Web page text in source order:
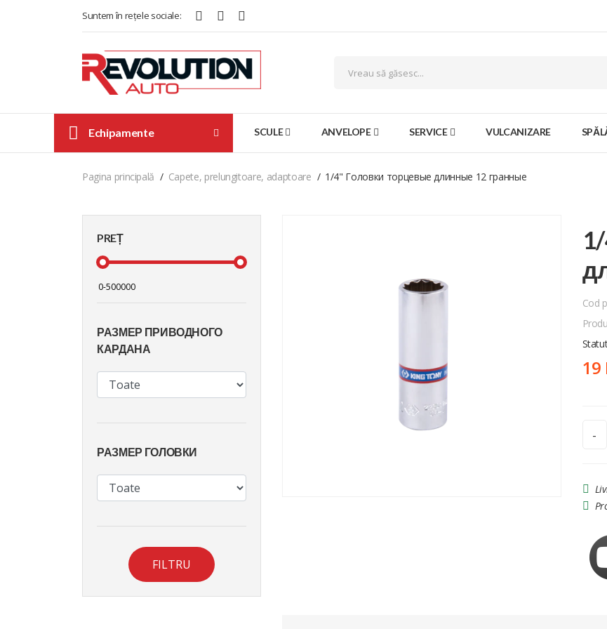
Suntem în rețele sociale:
Echipamente SCULE ANVELOPE SERVICE VULCANIZARE
Pagina principală Capete, prelungitoare, adaptoare 1/4" Головки торцевые длинные 12 гранные
PREȚ
РАЗМЕР ПРИВОДНОГО
КАРДАНА
РАЗМЕР ГОЛОВКИ
FILTRU
Cod
19
-